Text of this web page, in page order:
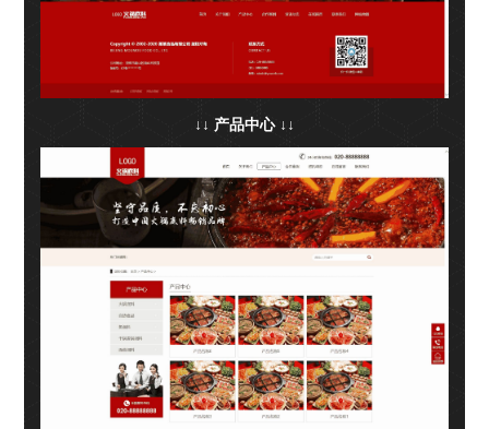
↓↓ 产品中心 ↓↓